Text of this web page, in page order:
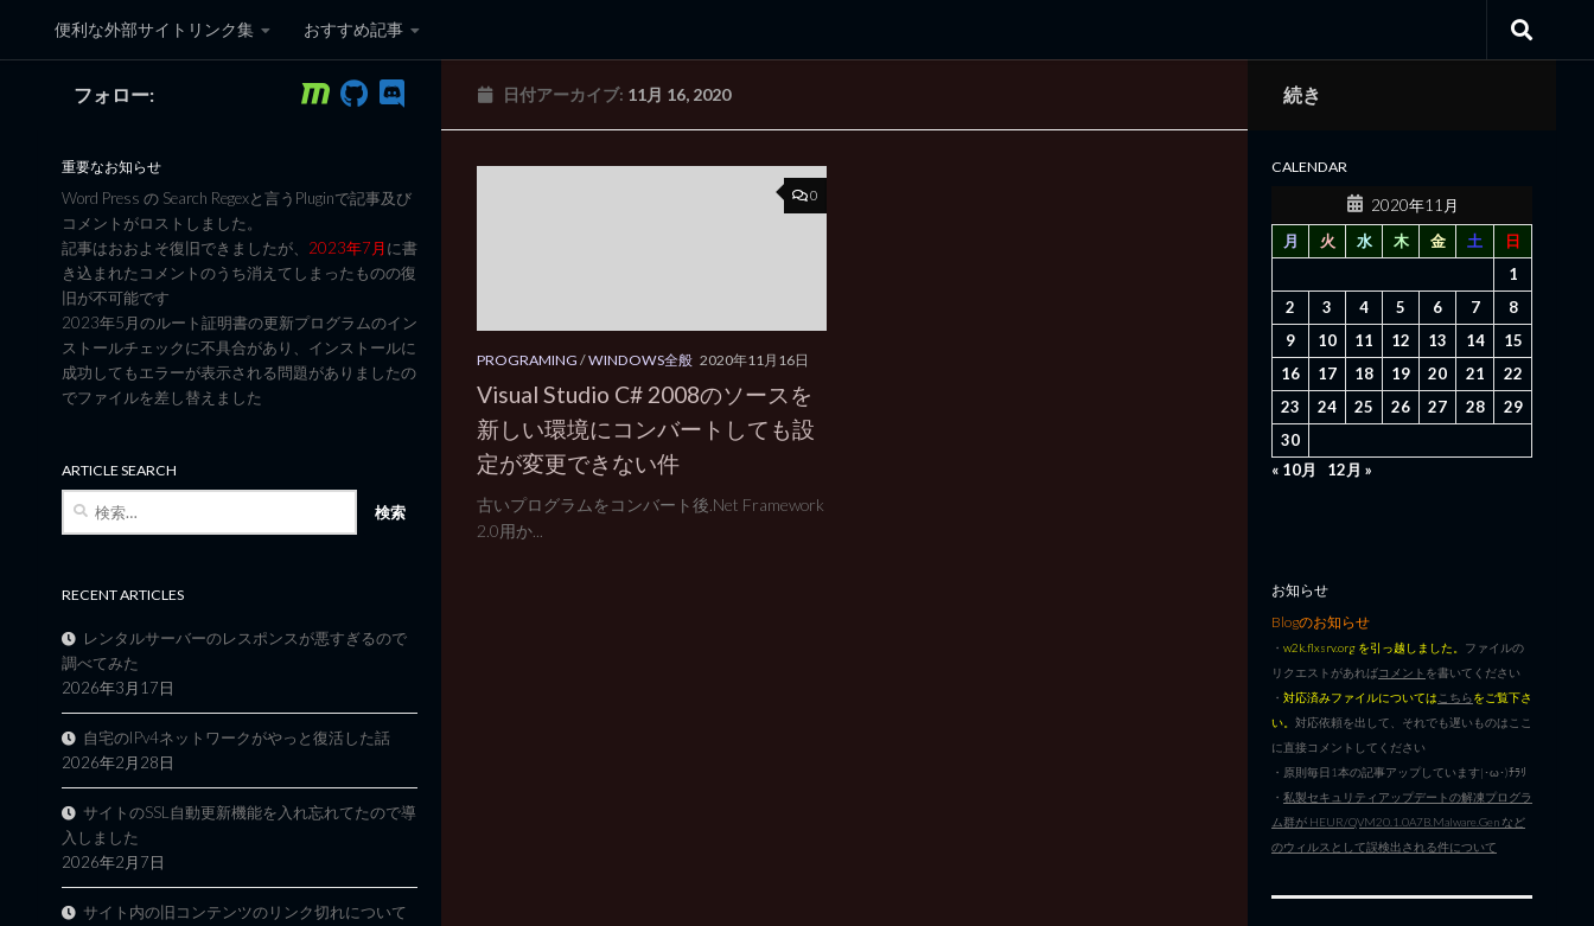
コンテンツへスキップ
便利な外部サイトリンク集 おすすめ記事
黒翼猫のコンピュータ日記 3rd Edition
日付アーカイブ: 11月 16, 2020
0
PROGRAMING /WINDOWS全般 2020年11月16日
Visual Studio C# 2008のソースを
新しい環境にコンバートしても設
定が変更できない件
古いプログラムをコンバート後.Net Framework
2.0用か...
フォロー:
重要なお知らせ
Word Press の Search Regexと言うPluginで記事及び
コメントがロストしました。
記事はおおよそ復旧できましたが、 2023年7月に書
き込まれたコメントのうち消えてしまったものの復
旧が不可能です
2023年5月のルート証明書の更新プログラムのイン
ストールチェックに不具合があり、インストールに
成功してもエラーが表示される問題がありましたの
でファイルを差し替えました
ARTICLE SEARCH
RECENT ARTICLES
レンタルサーバーのレスポンスが悪すぎるので
調べてみた
2026年3月17日
自宅のIPv4ネットワークがやっと復活した話
2026年2月28日
サイトのSSL自動更新機能を入れ忘れてたので導
入しました
2026年2月7日
サイト内の旧コンテンツのリンク切れについて
続き
CALENDAR
2020年11月
月
火 水 木 金 土
日
1
2
3 4 5 6 7
8
9
10 11 12 13 14
15
16
17 18 19 20 21
22
23
24 25 26 27 28
29
30
« 10月
12月 »
お知らせ
Blogのお知らせ
・ w2k.flxsrv.org を引っ越しました。 ファイルの
リクエストがあればコメント を書いてください
・ 対応済みファイルについては こちらをご覧下さ
い。 対応依頼を出して、それでも遅いものはここ
に直接コメントしてください
・原則毎日1本の記事アップしています|･ω･)ﾁﾗﾘ
・ 私製セキュリティアップデートの解凍プログラ
ム群が HEUR/QVM20.1.0A7B.Malware.Gen など
のウィルスとして誤検出される件について